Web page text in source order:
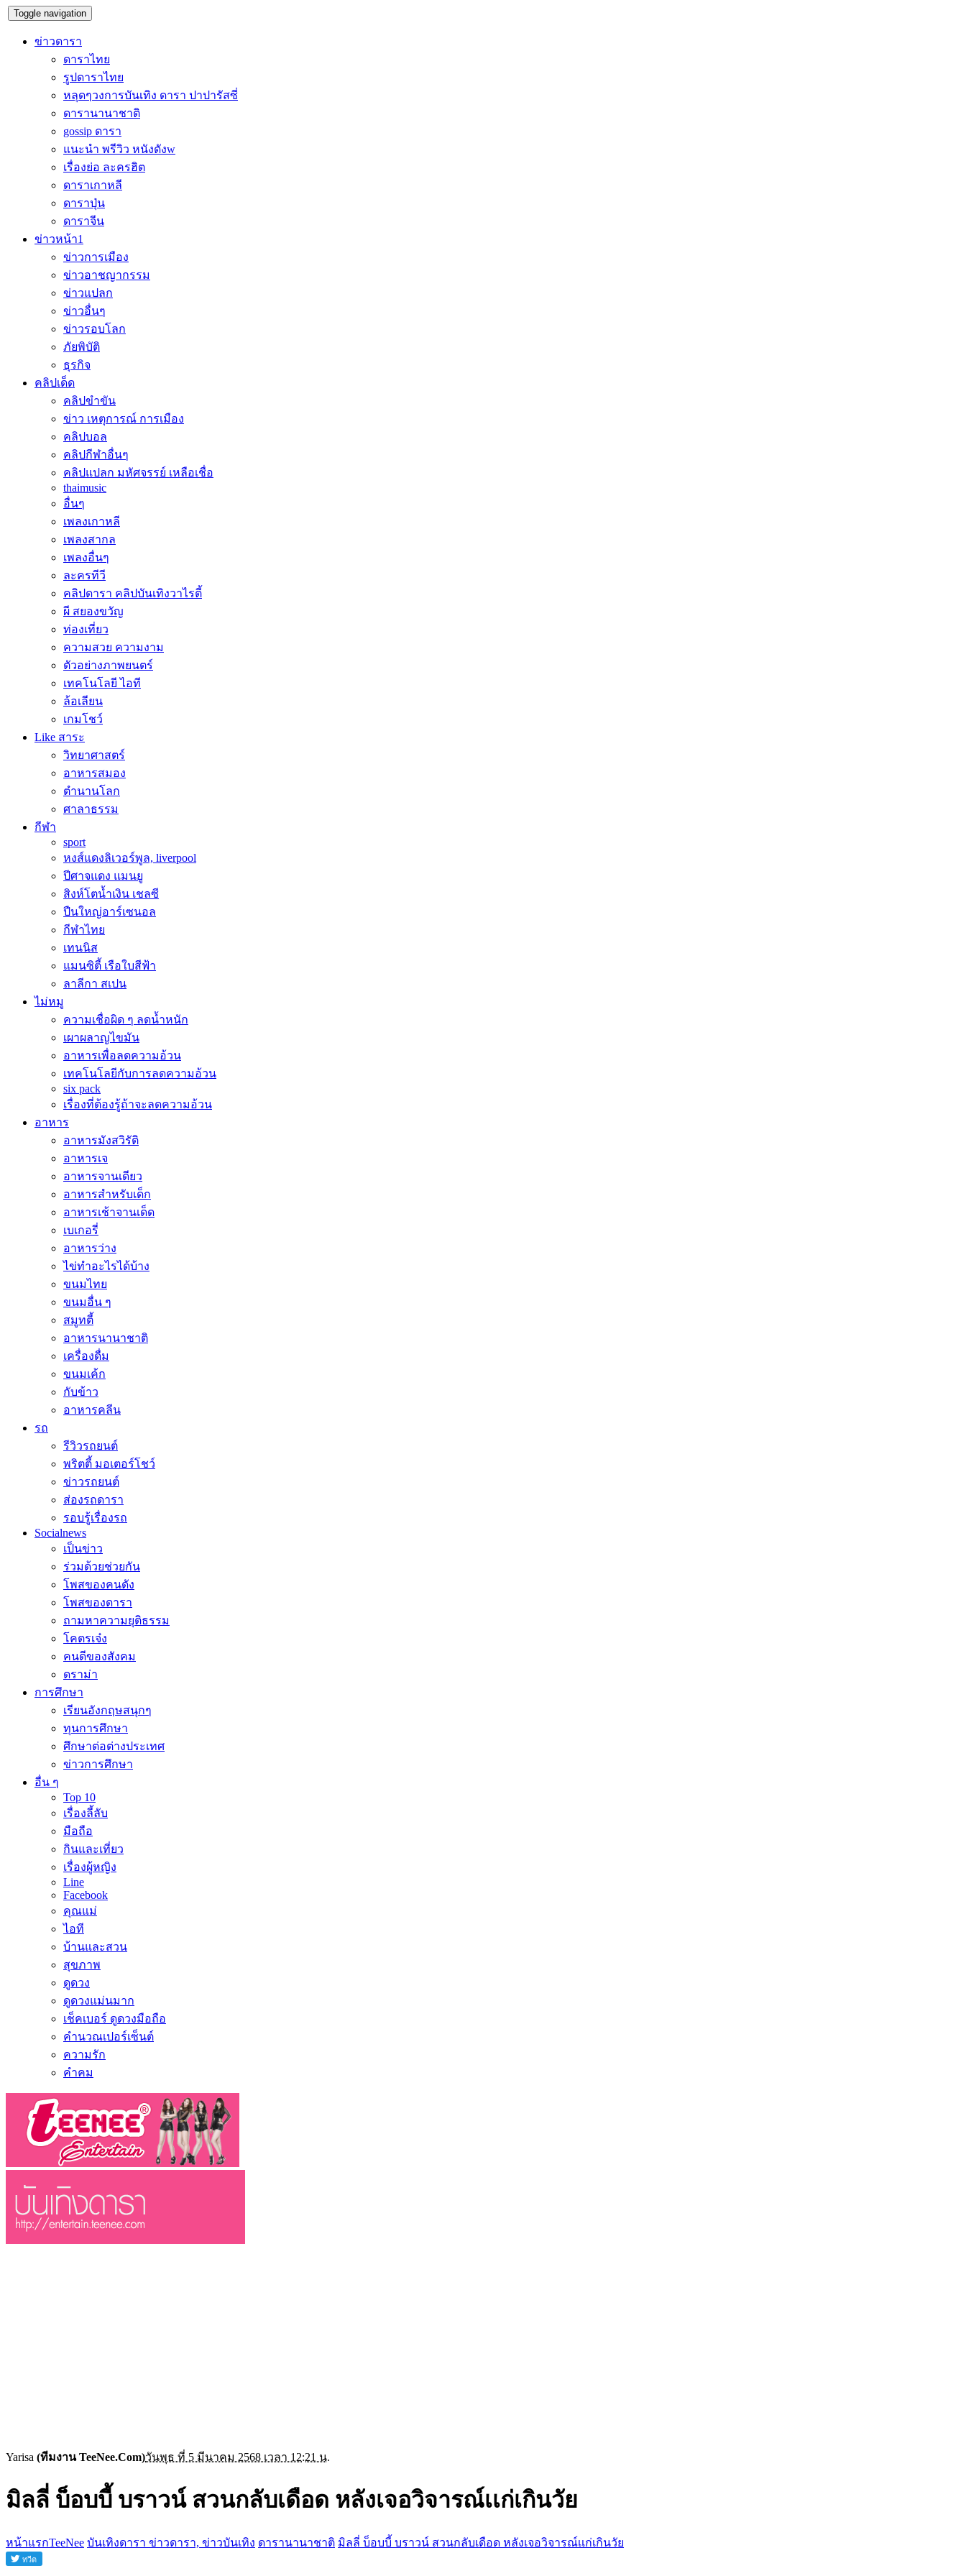
Toggle navigation
ข่าวดารา
ดาราไทย
รูปดาราไทย
หลุดๆวงการบันเทิง ดารา ปาปารัสซี่
ดารานานาชาติ
gossip ดารา
แนะนำ พรีวิว หนังดังw
เรื่องย่อ ละครฮิต
ดาราเกาหลี
ดาราปุ่น
ดาราจีน
ข่าวหน้า1
ข่าวการเมือง
ข่าวอาชญากรรม
ข่าวแปลก
ข่าวอื่นๆ
ข่าวรอบโลก
ภัยพิบัติ
ธุรกิจ
คลิปเด็ด
คลิปขำขัน
ข่าว เหตุการณ์ การเมือง
คลิปบอล
คลิปกีฬาอื่นๆ
คลิปแปลก มหัศจรรย์ เหลือเชื่อ
thaimusic
อื่นๆ
เพลงเกาหลี
เพลงสากล
เพลงอื่นๆ
ละครทีวี
คลิปดารา คลิปบันเทิงวาไรตี้
ผี สยองขวัญ
ท่องเที่ยว
ความสวย ความงาม
ตัวอย่างภาพยนตร์
เทคโนโลยี ไอที
ล้อเลียน
เกมโชว์
Like สาระ
วิทยาศาสตร์
อาหารสมอง
ตำนานโลก
ศาลาธรรม
กีฬา
sport
หงส์แดงลิเวอร์พูล, liverpool
ปีศาจแดง แมนยู
สิงห์โตน้ำเงิน เชลซี
ปืนใหญ่อาร์เซนอล
กีฬาไทย
เทนนิส
แมนซิตี้ เรือใบสีฟ้า
ลาลีกา สเปน
ไม่หมู
ความเชื่อผิด ๆ ลดน้ำหนัก
เผาผลาญไขมัน
อาหารเพื่อลดความอ้วน
เทคโนโลยีกับการลดความอ้วน
six pack
เรื่องที่ต้องรู้ถ้าจะลดความอ้วน
อาหาร
อาหารมังสวิรัติ
อาหารเจ
อาหารจานเดียว
อาหารสำหรับเด็ก
อาหารเช้าจานเด็ด
เบเกอรี่
อาหารว่าง
ไข่ทำอะไรได้บ้าง
ขนมไทย
ขนมอื่น ๆ
สมูทตี้
อาหารนานาชาติ
เครื่องดื่ม
ขนมเค้ก
กับข้าว
อาหารคลีน
รถ
รีวิวรถยนต์
พริตตี้ มอเตอร์โชว์
ข่าวรถยนต์
ส่องรถดารา
รอบรู้เรื่องรถ
Socialnews
เป็นข่าว
ร่วมด้วยช่วยกัน
โพสของคนดัง
โพสของดารา
ถามหาความยุติธรรม
โคตรเจ๋ง
คนดีของสังคม
ดราม่า
การศึกษา
เรียนอังกฤษสนุกๆ
ทุนการศึกษา
ศึกษาต่อต่างประเทศ
ข่าวการศึกษา
อื่น ๆ
Top 10
เรื่องลี้ลับ
มือถือ
กินและเที่ยว
เรื่องผู้หญิง
Line
Facebook
คุณแม่
ไอที
บ้านและสวน
สุขภาพ
ดูดวง
ดูดวงแม่นมาก
เช็คเบอร์ ดูดวงมือถือ
คำนวณเปอร์เซ็นต์
ความรัก
คำคม
Yarisa (ทีมงาน TeeNee.Com)วันพุธ ที่ 5 มีนาคม 2568 เวลา 12:21 น.
มิลลี่ บ็อบบี้ บราวน์ สวนกลับเดือด หลังเจอวิจารณ์เเก่เกินวัย
หน้าแรกTeeNee บันเทิงดารา ข่าวดารา, ข่าวบันเทิง ดารานานาชาติ มิลลี่ บ็อบบี้ บราวน์ สวนกลับเดือด หลังเจอวิจารณ์เเก่เกินวัย